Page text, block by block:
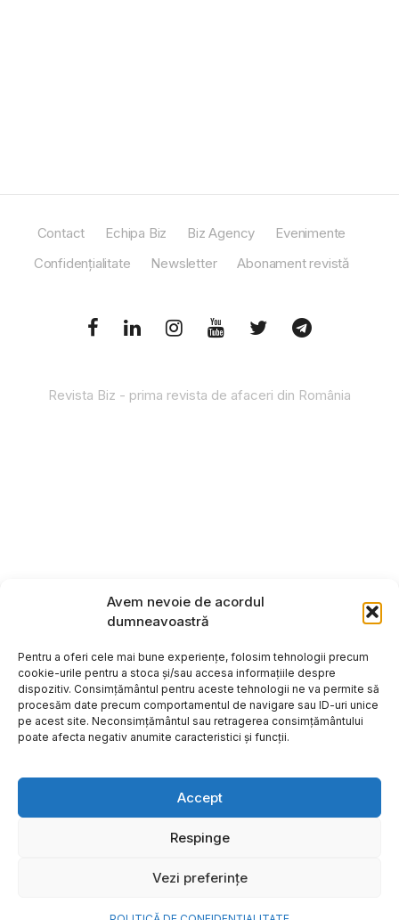
Avem nevoie de acordul
dumneavoastră
Pentru a oferi cele mai bune experiențe, folosim tehnologii precum
cookie-urile pentru a stoca și/sau accesa informațiile despre
dispozitiv. Consimțământul pentru aceste tehnologii ne va permite să
procesăm date precum comportamentul de navigare sau ID-uri unice
pe acest site. Neconsimțământul sau retragerea consimțământului
poate afecta negativ anumite caracteristici și funcții.
Accept
Respinge
Vezi preferințe
Contact Echipa Biz Biz Agency
Evenimente
Confidențialitate
Newsletter Abonament revistă
Revista Biz - prima revista de afaceri din România
Copyright ©2026